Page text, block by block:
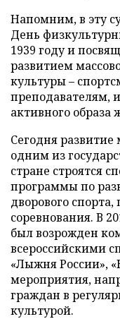
Напомним, в эту
День
1939 году и
развитием
культуры –
преподавателям,
активного образа
Сегодня развитие
одним из
стране строятся
программы по
дворового
соревнования. В
был возрожден
всероссийскими
«Лыжня России»,
мероприятия,
граждан в
культурой.